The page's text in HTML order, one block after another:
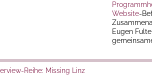
Website-
Eugen
Reihe: Missing Linz